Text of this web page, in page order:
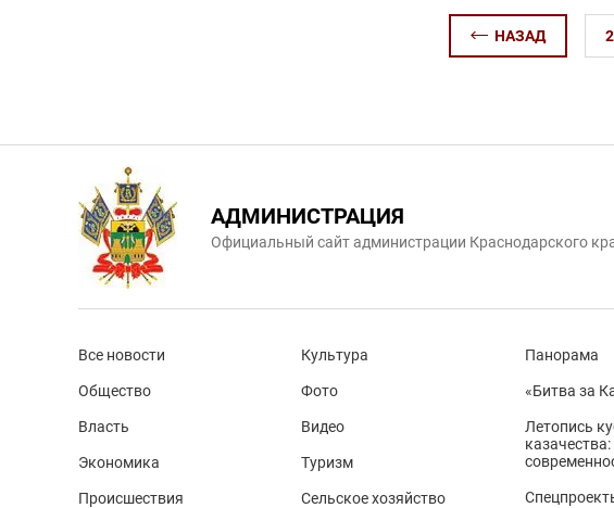
НАЗАД 2
АДМИНИСТРАЦИЯ
Официальный сайт администрации Краснодарского
Все новости
Общество
Власть
Экономика
Происшествия
Культура
Фото
Видео
Туризм
Сельское хозяйство
Панорама
«Битва за
Летопись